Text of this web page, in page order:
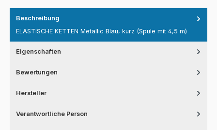
Beschreibung
ELASTISCHE KETTEN Metallic Blau, kurz (Spule mit 4,5 m)
Eigenschaften
Bewertungen
Hersteller
Verantwortliche Person